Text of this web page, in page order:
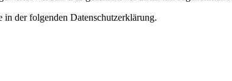
der folgenden Datenschutzerklärung.